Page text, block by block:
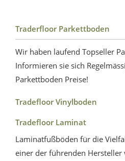
Traderfloor Parkettboden
Wir haben laufend Topseller
Informieren sie sich
Parkettboden Preise!
Tradefloor Vinylboden
Tradefloor Laminat
Laminatfußböden für die
einer der führenden